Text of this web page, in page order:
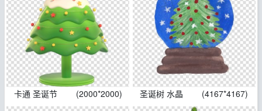
卡通 圣诞节 (2000*2000) 圣诞树 水晶 (4167*4167)